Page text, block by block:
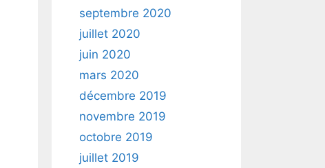
septembre 2020
juillet 2020
juin 2020
mars 2020
décembre 2019
novembre 2019
octobre 2019
juillet 2019